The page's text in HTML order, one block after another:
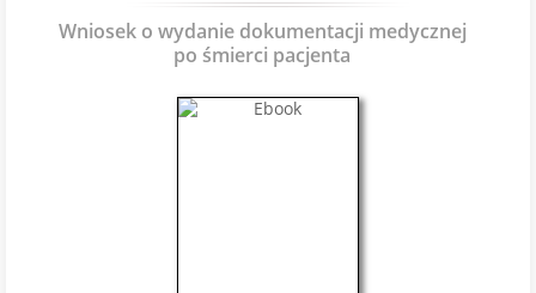
Wniosek o wydanie dokumentacji medycznej
po śmierci pacjenta